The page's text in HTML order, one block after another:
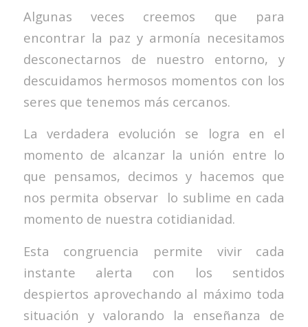
Algunas veces creemos que para
encontrar la paz y armonía necesitamos
desconectarnos de nuestro entorno, y
descuidamos hermosos momentos con los
seres que tenemos más cercanos.
La verdadera evolución se logra en el
momento de alcanzar la unión entre lo
que pensamos, decimos y hacemos que
nos permita observar lo sublime en cada
momento de nuestra cotidianidad.
Esta congruencia permite vivir cada
instante alerta con los sentidos
despiertos aprovechando al máximo toda
situación y valorando la enseñanza de